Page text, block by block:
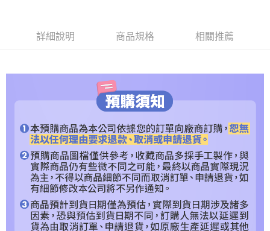
１．簡單：不需註冊會員、不需綁卡、不需儲值。
２．便利：只要手機號碼，簡訊認證，即可結帳。
【「AFTEE先享後付」結帳流程】
１．於結帳方式選擇「AFTEE先享後付」後，將跳轉至「AFTEE先享後付」
結帳頁面，進行簡訊認證並確認金額後，即可完成結帳。
２．訂單成立數日內，您將收到繳費通知簡訊。
ATM／網路銀行／等多元方式進行付款，方視為交易完成。
※ 請注意：結帳手續完成當下不需立刻繳費，但若您需要取消訂單，請聯絡
購買商品的店家。未經商家同意取消之訂單仍視為有效，需透過AFTEE先享
後付繳納相關費用。
※ 交易是否成功請以「AFTEE先享後付 」之結帳頁面顯示為準，若有關於
是否繳費成功／繳費後需取消欲退款等相關疑問，請聯繫「AFTEE先享後付
客戶支援中心」https://netprotections.freshdesk.com/support/home
【注意事項】
１．透過由恩沛科技股份有限公司提供之「AFTEE先享後付」服務完成之交
運送方式
每筆NT$120，滿NT$1,200(含以上)免運費
詳細說明 商品規格 相關推薦